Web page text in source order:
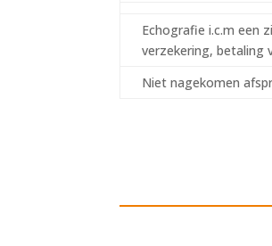
Echografie i.c.m een
verzekering, betaling
Niet nagekomen